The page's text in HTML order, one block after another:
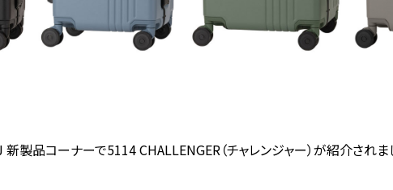
製品コーナーで5114 CHALLENGER（チャレンジャー）が紹介されま